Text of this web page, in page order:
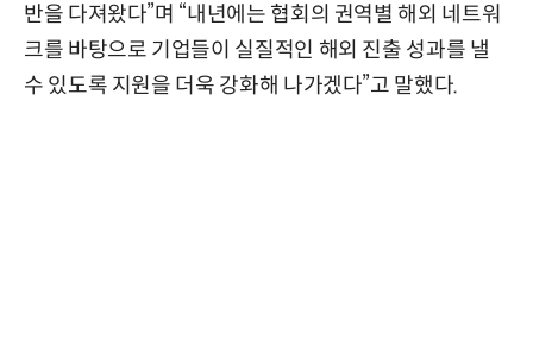
반을 다져왔다”며 “내년에는 협회의 권역별 해외 네트워
크를 바탕으로 기업들이 실질적인 해외 진출 성과를 낼
수 있도록 지원을 더욱 강화해 나가겠다”고 말했다.